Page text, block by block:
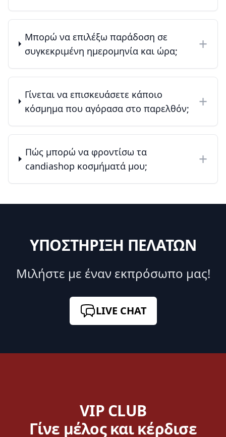
Μπορώ να επιλέξω παράδοση σε
συγκεκριμένη ημερομηνία και ώρα;
+
Γίνεται να επισκευάσετε κάποιο
κόσμημα που αγόρασα στο παρελθόν;
+
Πώς μπορώ να φροντίσω τα
candiashop κοσμήματά μου;
+
ΥΠΟΣΤΗΡΙΞΗ ΠΕΛΑΤΩΝ
Μιλήστε με έναν εκπρόσωπο μας!
LIVE CHAT
VIP CLUB
Γίνε μέλος και κέρδισε